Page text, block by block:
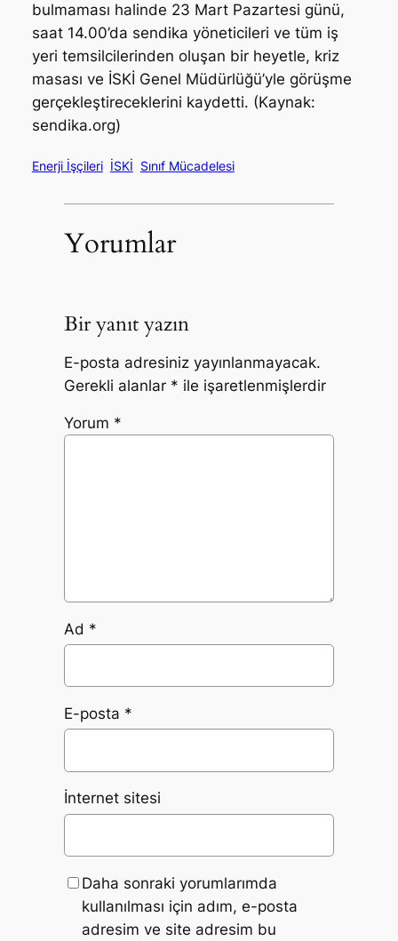
bulmaması halinde 23 Mart Pazartesi günü,
saat 14.00’da sendika yöneticileri ve tüm iş
yeri temsilcilerinden oluşan bir heyetle, kriz
masası ve İSKİ Genel Müdürlüğü’yle görüşme
gerçekleştireceklerini kaydetti. (Kaynak:
sendika.org)
Enerji İşçileri İSKİ Sınıf Mücadelesi
Yorumlar
Bir yanıt yazın
E-posta adresiniz yayınlanmayacak.
Gerekli alanlar * ile işaretlenmişlerdir
Yorum *
Ad *
E-posta *
İnternet sitesi
Daha sonraki yorumlarımda
kullanılması için adım, e-posta
adresim ve site adresim bu